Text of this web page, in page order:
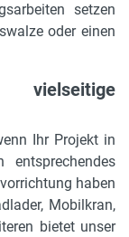
setzen
oder einen
vielseitige
Ihr Projekt in
haben
Mobilkran,
bietet unser